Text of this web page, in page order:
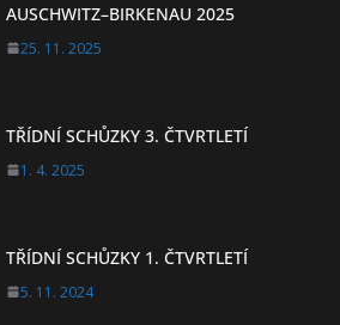
AUSCHWITZ–BIRKENAU 2025
25. 11. 2025
TŘÍDNÍ SCHŮZKY 3. ČTVRTLETÍ
1. 4. 2025
TŘÍDNÍ SCHŮZKY 1. ČTVRTLETÍ
5. 11. 2024